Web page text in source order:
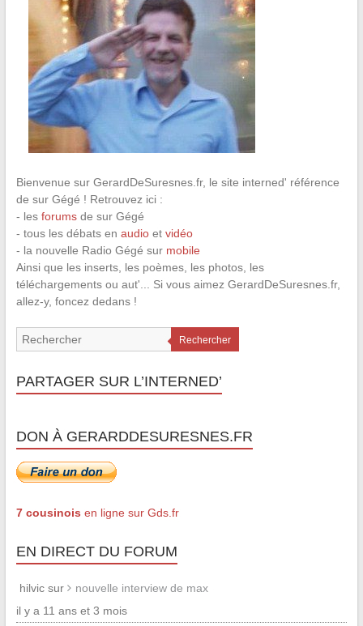
Bienvenue sur GerardDeSuresnes.fr, le site interned' référence
de sur Gégé ! Retrouvez ici :
- les forumsde sur Gégé
- tous les débats en audioet vidéo
- la nouvelle Radio Gégé sur mobile
Ainsi que les inserts, les poèmes, les photos, les
téléchargements ou aut'... Si vous aimez GerardDeSuresnes.fr,
allez-y, foncez dedans !
Rechercher
PARTAGER SUR L’INTERNED’
DON À GERARDDESURESNES.FR
7 cousinois en ligne sur Gds.fr
EN DIRECT DU FORUM
hilvic sur
nouvelle interview de max
il y a 11 ans et 3 mois